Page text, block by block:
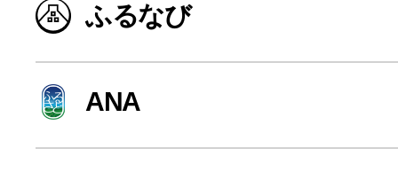
よく見られている返礼品
ふるなび
ANA